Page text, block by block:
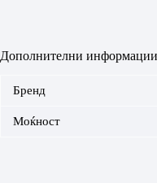
Дополнителни информации
Бренд
Моќност